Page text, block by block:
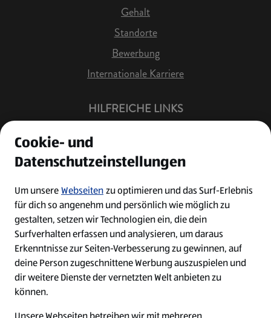
Gehalt
Standorte
Bewerbung
Internationale Karriere
HILFREICHE LINKS
Job Benachrichtigung
Bewerberkonto
Leichte Sprache
Kontakt
Cookie- und
Datenschutzeinstellungen
Um unsereWebseitenzu optimieren und das Surf-Erlebnis
für dich so angenehm und persönlich wie möglich zu
gestalten, setzen wir Technologien ein, die dein
Surfverhalten erfassen und analysieren, um daraus
Erkenntnisse zur Seiten-Verbesserung zu gewinnen, auf
deine Person zugeschnittene Werbung auszuspielen und
dir weitere Dienste der vernetzten Welt anbieten zu
können.